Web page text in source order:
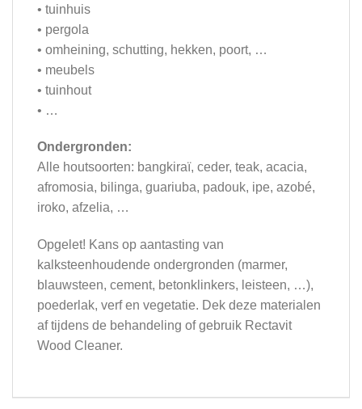
• tuinhuis
• pergola
• omheining, schutting, hekken, poort, …
• meubels
• tuinhout
• …
Ondergronden:
Alle houtsoorten: bangkiraï, ceder, teak, acacia,
afromosia, bilinga, guariuba, padouk, ipe, azobé,
iroko, afzelia, …
Opgelet! Kans op aantasting van
kalksteenhoudende ondergronden (marmer,
blauwsteen, cement, betonklinkers, leisteen, …),
poederlak, verf en vegetatie. Dek deze materialen
af tijdens de behandeling of gebruik Rectavit
Wood Cleaner.